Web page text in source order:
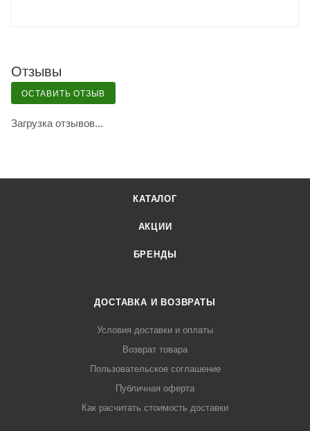
Отзывы
ОСТАВИТЬ ОТЗЫВ
Загрузка отзывов...
КАТАЛОГ
АКЦИИ
БРЕНДЫ
ДОСТАВКА И ВОЗВРАТЫ
Условия доставки и оплаты
Возврат товара
Пользовательское соглашение
Публичная оферта
Как расчитать стоимость доставки